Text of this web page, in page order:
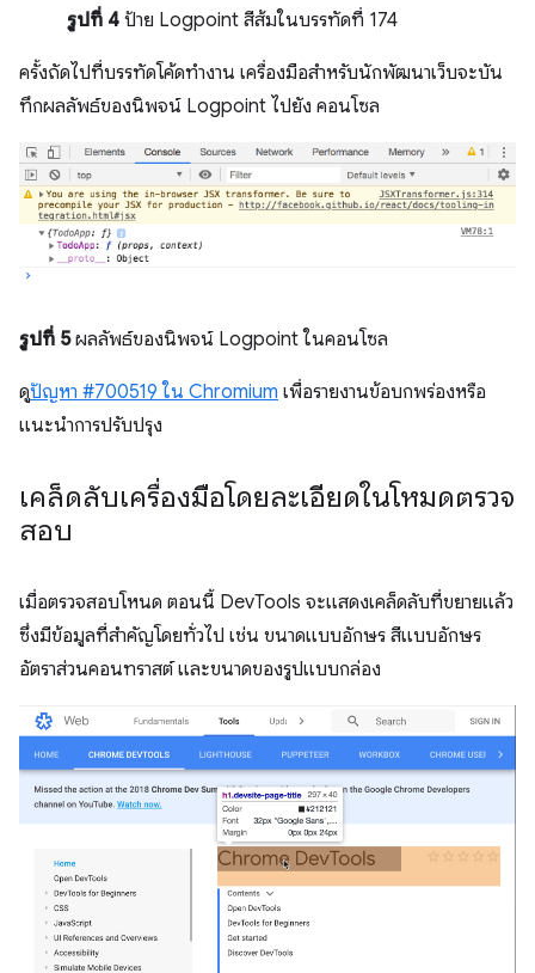
รูปที่ 4 ป้าย Logpoint สีส้มในบรรทัดที่ 174
ครั้งถัดไปที่บรรทัดโค้ดทำงาน เครื่องมือสำหรับนักพัฒนาเว็บจะบัน
ทึกผลลัพธ์ของนิพจน์ Logpoint ไปยัง คอนโซล
รูปที่ 5ผลลัพธ์ของนิพจน์ Logpoint ในคอนโซล
ดูปัญหา #700519 ใน Chromium เพื่อรายงานข้อบกพร่องหรือ
แนะนำการปรับปรุง
เคล็ดลับเครื่องมือโดยละเอียดในโหมดตรวจ
สอบ
เมื่อตรวจสอบโหนด ตอนนี้ DevTools จะแสดงเคล็ดลับที่ขยายแล้ว
ซึ่งมีข้อมูลที่สำคัญโดยทั่วไป เช่น ขนาดแบบอักษร สีแบบอักษร
อัตราส่วนคอนทราสต์ และขนาดของรูปแบบกล่อง